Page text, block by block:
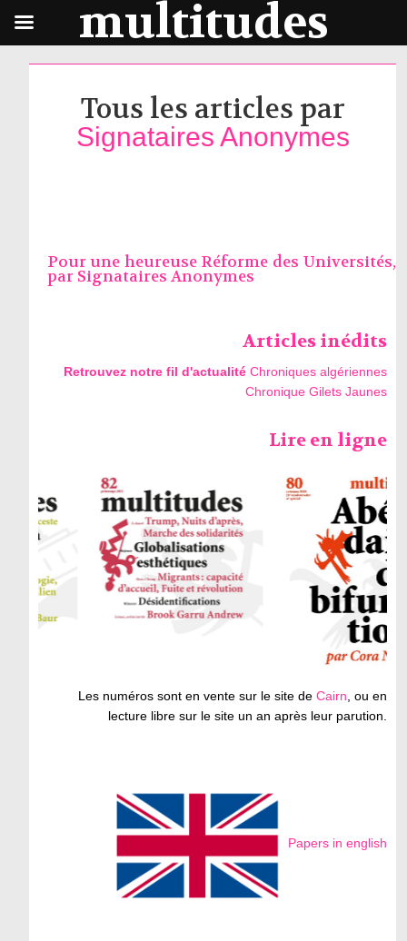
Tous les articles par
Signataires Anonymes
Pour une heureuse Réforme des Universités,
par Signataires Anonymes
Articles inédits
Retrouvez notre fil d'actualité Chroniques algériennes
Chronique Gilets Jaunes
Lire en ligne
Les numéros sont en vente sur le site deCairn, ou en
lecture libre sur le site un an après leur parution.
Papers in english
multitudes